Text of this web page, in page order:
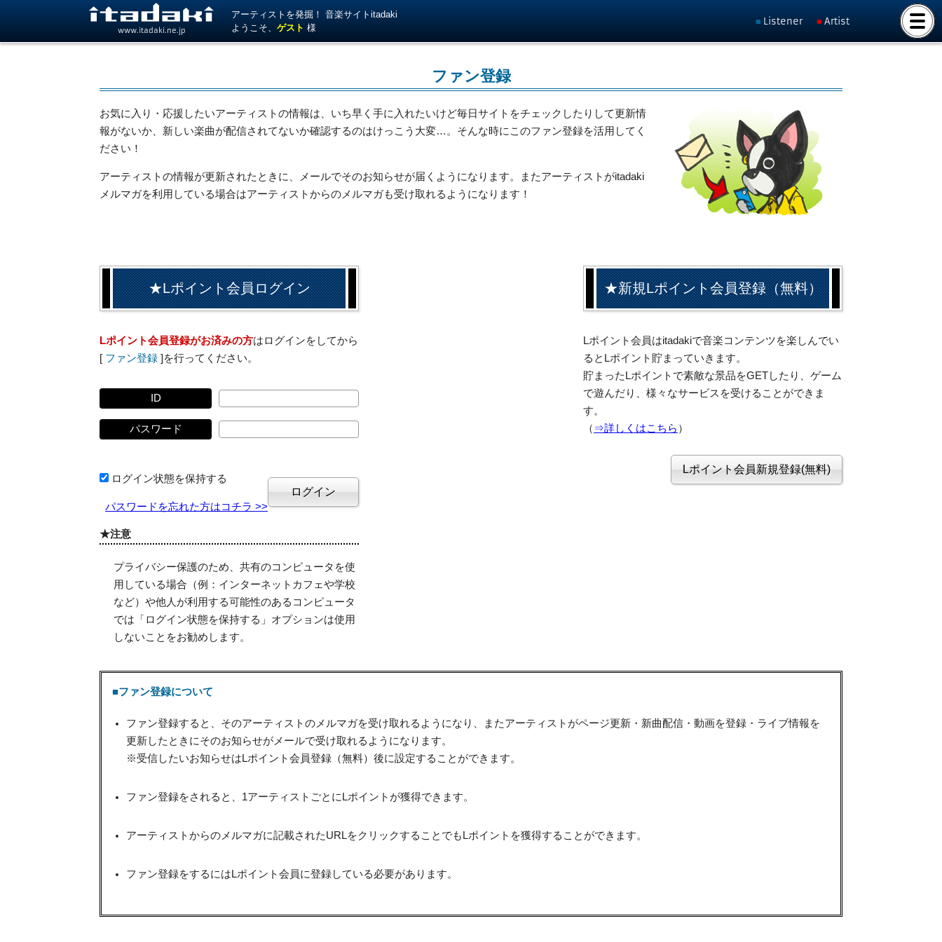
www.itadaki.ne.jp
アーティストを発掘！ 音楽サイトitadaki
ようこそ、ゲスト 様
Listener Artist
ファン登録
お気に入り・応援したいアーティストの情報は、いち早く手に入れたいけど毎日サイトをチェックしたりして更新情
報がないか、新しい楽曲が配信されてないか確認するのはけっこう大変…。そんな時にこのファン登録を活用してく
ださい！
アーティストの情報が更新されたときに、メールでそのお知らせが届くようになります。またアーティストがitadaki
メルマガを利用している場合はアーティストからのメルマガも受け取れるようになります！
★Lポイント会員ログイン
Lポイント会員登録がお済みの方はログインをしてから
[ ファン登録 ]を行ってください。
ID
パスワード
ログイン状態を保持する
パスワードを忘れた方はコチラ >>
★注意
プライバシー保護のため、共有のコンピュータを使
用している場合（例：インターネットカフェや学校
など）や他人が利用する可能性のあるコンピュータ
では「ログイン状態を保持する」オプションは使用
しないことをお勧めします。
★新規Lポイント会員登録（無料）
Lポイント会員はitadakiで音楽コンテンツを楽しんでい
るとLポイント貯まっていきます。
貯まったLポイントで素敵な景品をGETしたり、ゲーム
で遊んだり、様々なサービスを受けることができま
す。
（ ⇒詳しくはこちら ）
■ファン登録について
ファン登録すると、そのアーティストのメルマガを受け取れるようになり、またアーティストがページ更新・新曲配信・動画を登録・ライブ情報を
更新したときにそのお知らせがメールで受け取れるようになります。
※受信したいお知らせはLポイント会員登録（無料）後に設定することができます。
ファン登録をされると、1アーティストごとにLポイントが獲得できます。
アーティストからのメルマガに記載されたURLをクリックすることでもLポイントを獲得することができます。
ファン登録をするにはLポイント会員に登録している必要があります。